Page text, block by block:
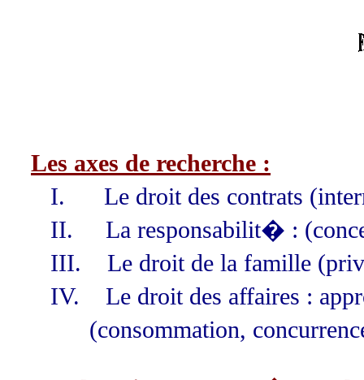
Les axes de recherche :
I.
Le droit des contrats
II.
La responsabilit� :
III.
Le droit de la famille
IV.
Le droit des affaires :
(consommation,